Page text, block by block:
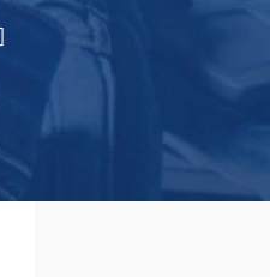
Nákupní
košík